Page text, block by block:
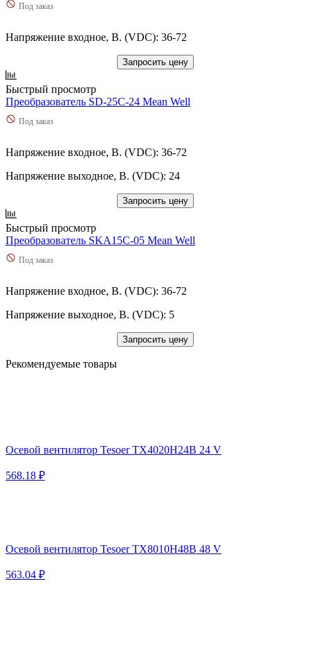
Под заказ
Напряжение входное, В. (VDC): 36-72
Запросить цену
Быстрый просмотр
Преобразователь SD-25C-24 Mean Well
Под заказ
Напряжение входное, В. (VDC): 36-72
Напряжение выходное, В. (VDC): 24
Запросить цену
Быстрый просмотр
Преобразователь SKA15C-05 Mean Well
Под заказ
Напряжение входное, В. (VDC): 36-72
Напряжение выходное, В. (VDC): 5
Запросить цену
Рекомендуемые товары
Осевой вентилятор Tesoer TX4020H24B 24 V
568.18 ₽
Осевой вентилятор Tesoer TX8010H48B 48 V
563.04 ₽